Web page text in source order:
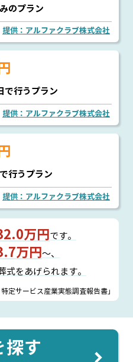
のプラン
提供：アルファクラブ株式会社
で行うプラン
提供：アルファクラブ株式会社
行うプラン
提供：アルファクラブ株式会社
万円です。
万円～、
式をあげられます。
定サービス産業実態調査報告書」
探す